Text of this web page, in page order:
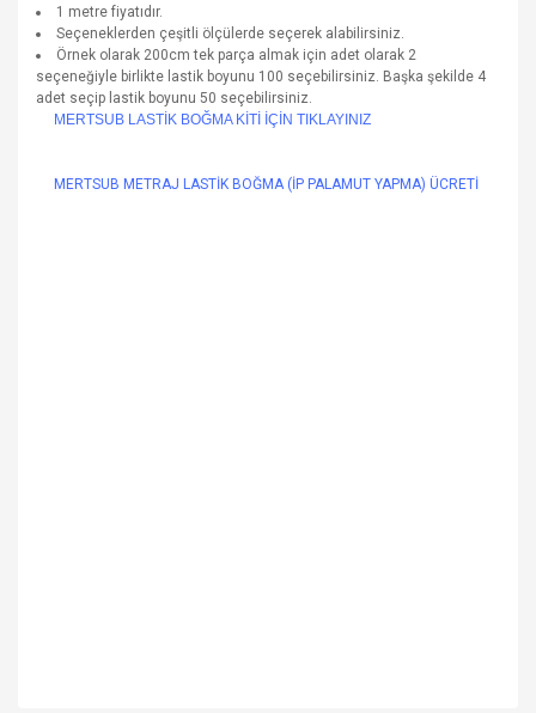
1 metre fiyatıdır.
Seçeneklerden çeşitli ölçülerde seçerek alabilirsiniz.
Örnek olarak 200cm tek parça almak için adet olarak 2
seçeneğiyle birlikte lastik boyunu 100 seçebilirsiniz. Başka şekilde 4
adet seçip lastik boyunu 50 seçebilirsiniz.
MERTSUB LASTİK BOĞMA KİTİ İÇİN TIKLAYINIZ
MERTSUB METRAJ LASTİK BOĞMA (İP PALAMUT YAPMA) ÜCRETİ